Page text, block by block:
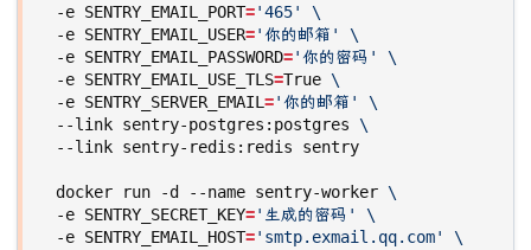
-e SENTRY_EMAIL_PORT='465'
-e SENTRY_EMAIL_USER='你的邮箱'
-e SENTRY_EMAIL_PASSWORD='你的密码'
-e SENTRY_EMAIL_USE_TLS=True
-e SENTRY_SERVER_EMAIL ='你的邮箱'
--link sentry-postgres:postgres
--link sentry-redis:redis sentry
docker run -d --name sentry-worker
-e SENTRY_SECRET_KEY='生成的密码'
-e SENTRY_EMAIL_HOST='smtp.exmail.qq.com'